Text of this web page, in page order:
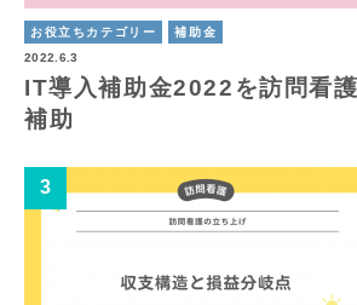
お役立ちカテゴリー
補助金
2022.6.3
IT導入補助金2022を訪問看
補助